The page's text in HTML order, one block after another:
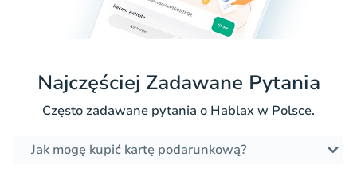
Najczęściej Zadawane Pytania
Często zadawane pytania o Hablax w Polsce.
Jak mogę kupić kartę podarunkową?